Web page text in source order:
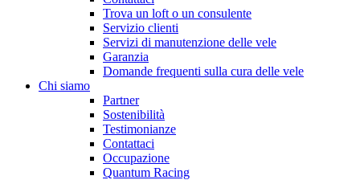
Trova un loft o un consulente
Servizio clienti
Servizi di manutenzione delle vele
Garanzia
Domande frequenti sulla cura delle vele
Chi siamo
Partner
Sostenibilità
Testimonianze
Contattaci
Occupazione
Quantum Racing